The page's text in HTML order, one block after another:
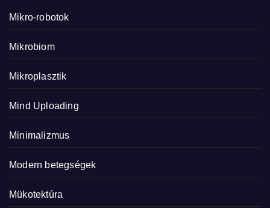
Mikro-robotok
Mikrobiom
Mikroplasztik
Mind Uploading
Minimalizmus
Modern betegségek
Mükotektúra